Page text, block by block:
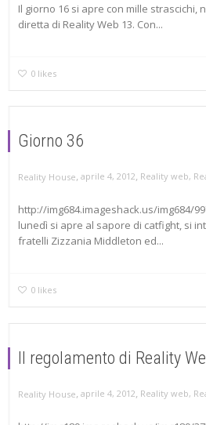
Il giorno 16 si apre con mille strascichi,
diretta di Reality Web 13. Con...
0 likes
Giorno 36
Reality House, aprile 4, 2012, Reality web,
http://img684.imageshack.us/img684/
lunedì si apre al sapore di catfight, si
fratelli Zizzania Middleton ed...
0 likes
Il regolamento di Reality
Reality House, aprile 4, 2012, Reality web,